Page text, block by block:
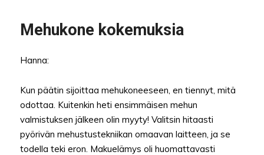
Mehukone kokemuksia
Hanna:
Kun päätin sijoittaa mehukoneeseen, en tiennyt, mitä
odottaa. Kuitenkin heti ensimmäisen mehun
valmistuksen jälkeen olin myyty! Valitsin hitaasti
pyörivän mehustustekniikan omaavan laitteen, ja se
todella teki eron. Makuelämys oli huomattavasti